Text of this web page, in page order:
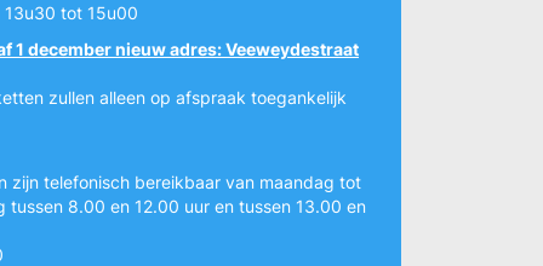
13u30 tot 15u00
1 december nieuw adres: Veeweydestraat
zullen alleen op afspraak toegankelijk
zijn telefonisch bereikbaar van maandag tot
tussen 8.00 en 12.00 uur en tussen 13.00 en